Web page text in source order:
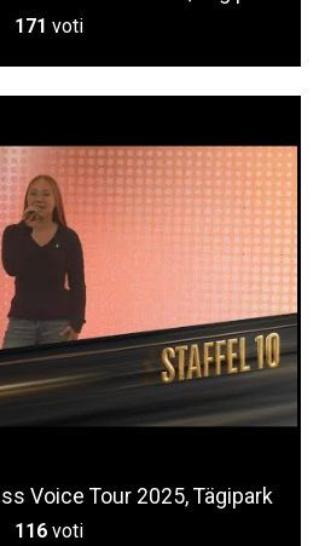
171 voti
Voice Tour 2025, Tägipark
116 voti